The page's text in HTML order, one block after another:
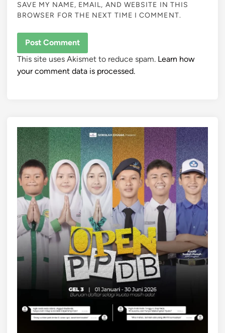
SAVE MY NAME, EMAIL, AND WEBSITE IN THIS
BROWSER FOR THE NEXT TIME I COMMENT.
This site uses Akismet to reduce spam. Learn how
your comment data is processed.